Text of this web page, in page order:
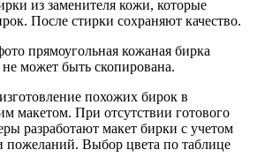
из заменителя кожи, которые
После стирки сохраняют качество.
прямоугольная кожаная бирка
не может быть скопирована.
похожих бирок в
макетом. При отсутствии готового
разработают макет бирки с учетом
пожеланий. Выбор цвета по таблице